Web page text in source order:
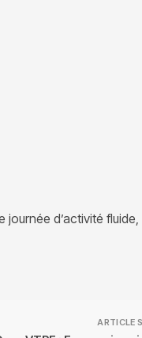
d’activité fluide,
ARTICLE